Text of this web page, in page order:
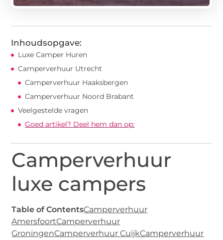
Inhoudsopgave:
Luxe Camper Huren
Camperverhuur Utrecht
Camperverhuur Haaksbergen
Camperverhuur Noord Brabant
Veelgestelde vragen
Goed artikel? Deel hem dan op:
Camperverhuur
luxe campers
Table of ContentsCamperverhuur
AmersfoortCamperverhuur
GroningenCamperverhuur CuijkCamperverhuur